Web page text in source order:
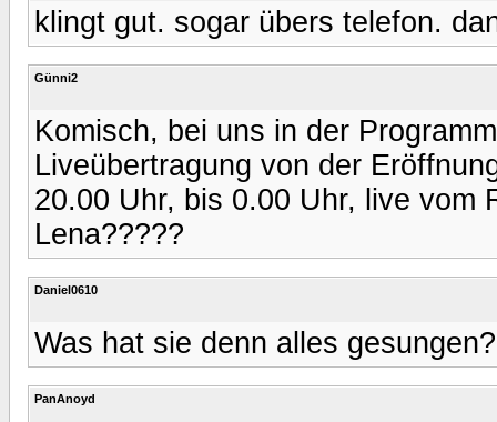
klingt gut. sogar übers telefon.
Günni2
Komisch, bei uns in der
Liveübertragung von der
20.00 Uhr, bis 0.00 Uhr, live vom
Lena?????
Daniel0610
Was hat sie denn alles gesungen?
PanAnoyd